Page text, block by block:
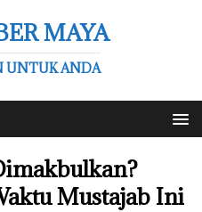
MAYA
UNTUK ANDA
Mustajab Ini